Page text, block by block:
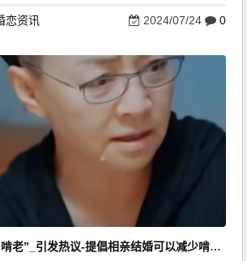
恋资讯 2024/07/24 0
宋丹丹：接受子女“啃老”_引发热议-提倡相亲结婚可以减少啃老压力